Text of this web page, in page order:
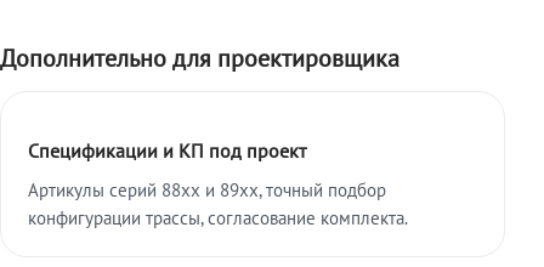
Дополнительно для проектировщика
Спецификации и КП под проект
Артикулы серий 88xx и 89xx, точный подбор
конфигурации трассы, согласование комплекта.